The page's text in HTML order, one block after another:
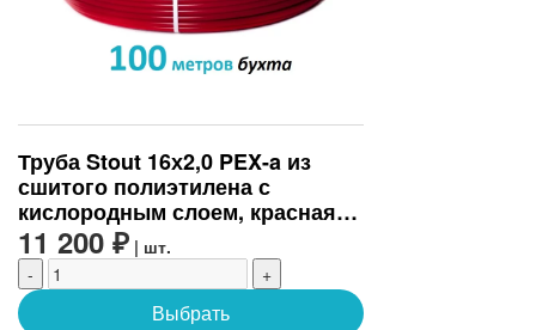
Труба Stout 16х2,0 PEX-a из
сшитого полиэтилена с
кислородным слоем, красная
(бухта 100 м) (SPX-0002-101620)
11 200 ₽ | шт.
-
+
Выбрать